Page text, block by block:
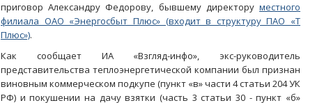
приговор Александру Федорову, бывшему директору местного
филиала ОАО «Энергосбыт Плюс» (входит в структуру ПАО «Т
Плюс»).
Как сообщает ИА «Взгляд-инфо», экс-руководитель
представительства теплоэнергетической компании был признан
виновным коммерческом подкупе (пункт «в» части 4 статьи 204 УК
РФ) и покушении на дачу взятки (часть 3 статьи 30 - пункт «б»